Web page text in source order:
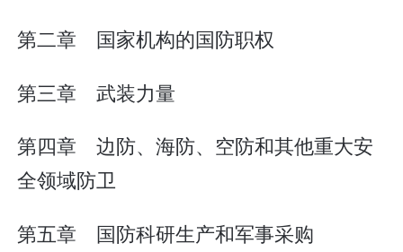
第二章 国家机构的国防职权
第三章 武装力量
第四章 边防、海防、空防和其他重大安
全领域防卫
第五章 国防科研生产和军事采购